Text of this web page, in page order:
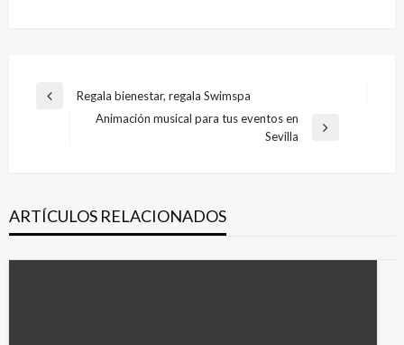
Navegación
Entrada
Regala bienestar, regala Swimspa
Animación musical para tus eventos en
Sevilla
ARTÍCULOS RELACIONADOS